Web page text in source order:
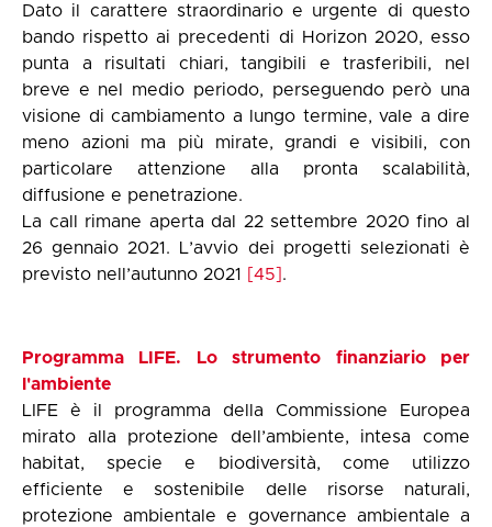
Dato il carattere straordinario e urgente di questo
bando rispetto ai precedenti di Horizon 2020, esso
punta a risultati chiari, tangibili e trasferibili, nel
breve e nel medio periodo, perseguendo però una
visione di cambiamento a lungo termine, vale a dire
meno azioni ma più mirate, grandi e visibili, con
particolare attenzione alla pronta scalabilità,
diffusione e penetrazione.
La call rimane aperta dal 22 settembre 2020 fino al
26 gennaio 2021. L’avvio dei progetti selezionati è
previsto nell’autunno 2021
[45] .
Programma LIFE. Lo strumento finanziario per
l'ambiente
LIFE è il programma della Commissione Europea
mirato alla protezione dell’ambiente, intesa come
habitat, specie e biodiversità, come utilizzo
efficiente e sostenibile delle risorse naturali,
protezione ambientale e governance ambientale a